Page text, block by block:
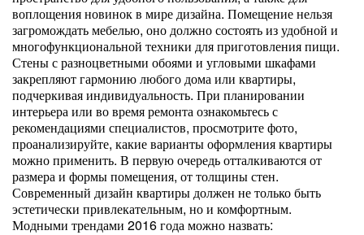
воплощения новинок в мире дизайна. Помещение нельзя
загромождать мебелью, оно должно состоять из удобной и
многофункциональной техники для приготовления пищи.
Стены с разноцветными обоями и угловыми шкафами
закрепляют гармонию любого дома или квартиры,
подчеркивая индивидуальность. При планировании
интерьера или во время ремонта ознакомьтесь с
рекомендациями специалистов, просмотрите фото,
проанализируйте, какие варианты оформления квартиры
можно применить. В первую очередь отталкиваются от
размера и формы помещения, от толщины стен.
Современный дизайн квартиры должен не только быть
эстетически привлекательным, но и комфортным.
Модными трендами 2016 года можно назвать: